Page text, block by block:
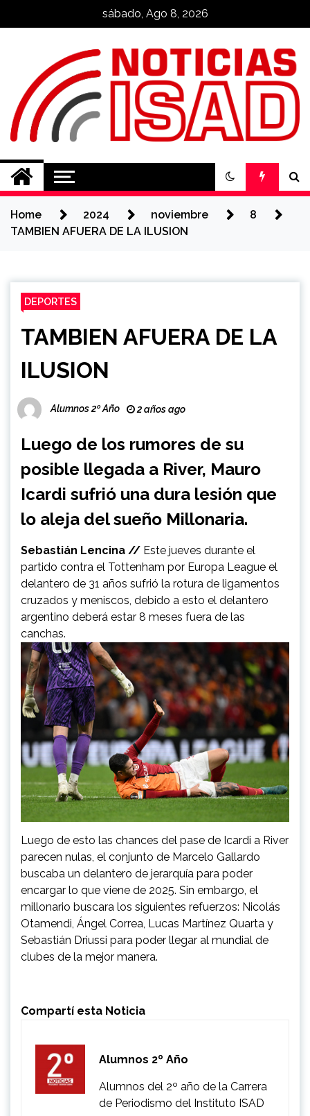
sábado, Ago 8, 2026
Noticias ISAD
REALIZADO POR NUESTROS
Home 2024 noviembre
8
TAMBIEN AFUERA DE LA ILUSION
DEPORTES
TAMBIEN AFUERA DE LA
ILUSION
Alumnos 2º Año 2 años ago
Luego de los rumores de su
posible llegada a River, Mauro
Icardi sufrió una dura lesión que
lo aleja del sueño Millonaria.
Sebastián Lencina // Este jueves durante el
partido contra el Tottenham por Europa League el
delantero de 31 años sufrió la rotura de ligamentos
cruzados y meniscos, debido a esto el delantero
argentino deberá estar 8 meses fuera de las
canchas.
Luego de esto las chances del pase de Icardi a River
parecen nulas, el conjunto de Marcelo Gallardo
buscaba un delantero de jerarquía para poder
encargar lo que viene de 2025. Sin embargo, el
millonario buscara los siguientes refuerzos: Nicolás
Otamendi, Ángel Correa, Lucas Martínez Quarta y
Sebastián Driussi para poder llegar al mundial de
clubes de la mejor manera.
Compartí esta Noticia
Alumnos 2º Año
Alumnos del 2º año de la Carrera
de Periodismo del Instituto ISAD